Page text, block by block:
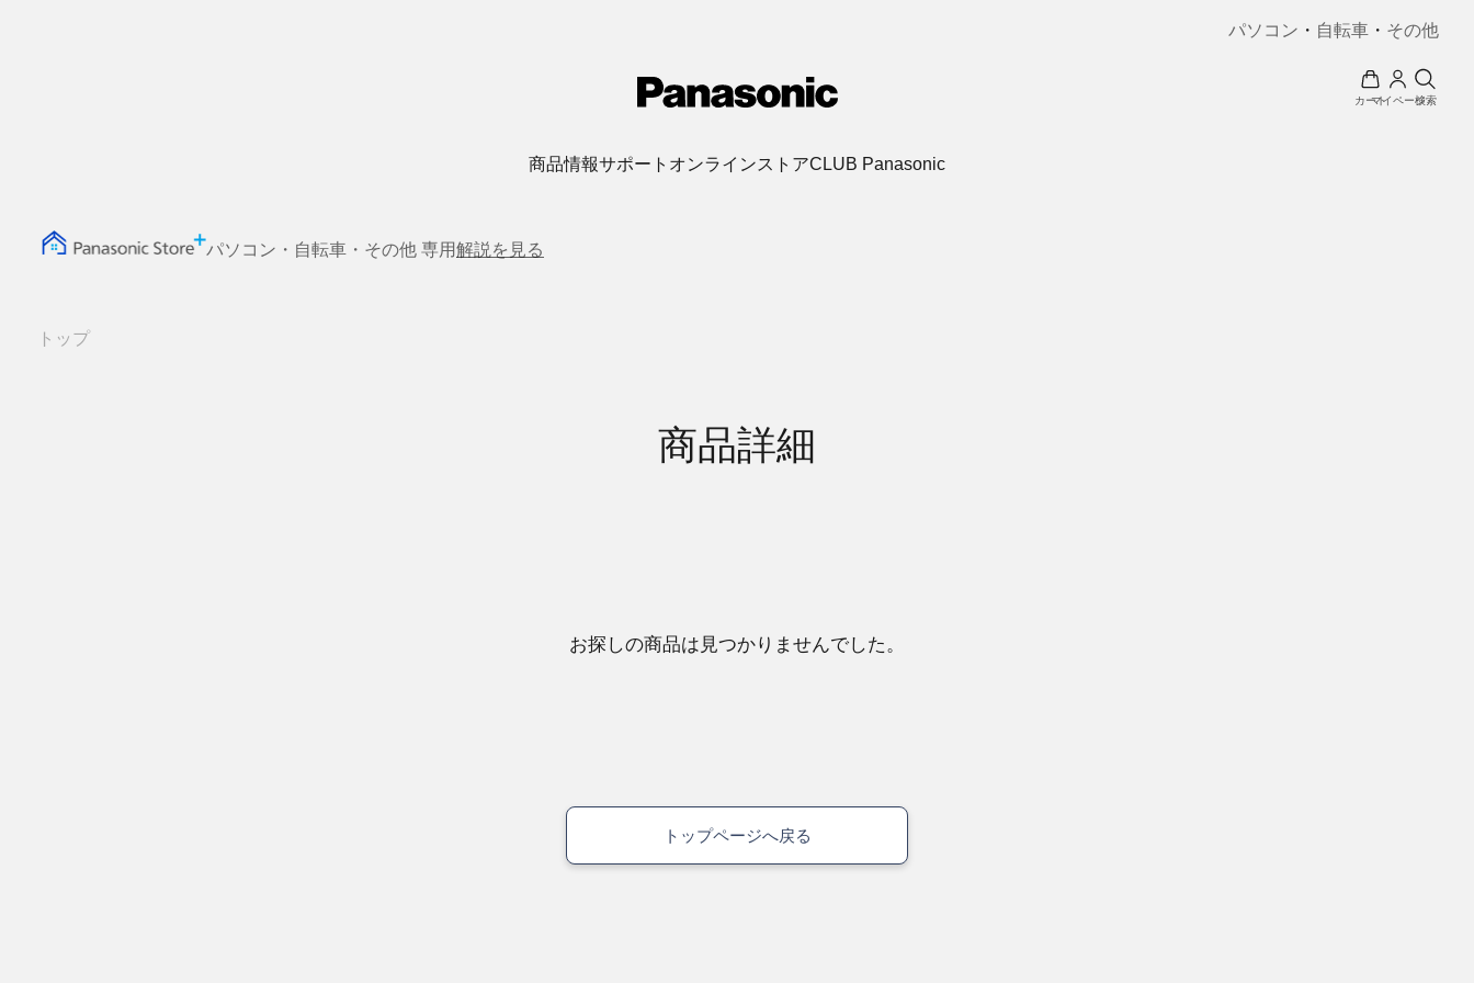
パソコン ・ 自転車 ・ その他
カートマイページ検索
商品情報サポート オンラインストアCLUB Panasonic
パソコン・自転車・その他 専用解説を見る
トップ
商品詳細
お探しの商品は見つかりませんでした。
トップページへ戻る